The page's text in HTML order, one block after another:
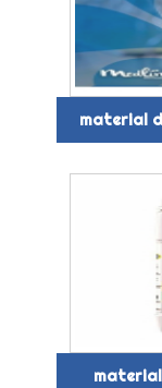
material